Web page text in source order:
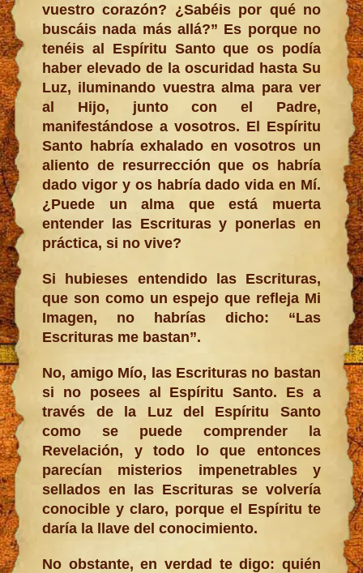
vuestro corazón? ¿Sabéis por qué no
buscáis nada más allá?” Es porque no
tenéis al Espíritu Santo que os podía
haber elevado de la oscuridad hasta Su
Luz, iluminando vuestra alma para ver
al Hijo, junto con el Padre,
manifestándose a vosotros. El Espíritu
Santo habría exhalado en vosotros un
aliento de resurrección que os habría
dado vigor y os habría dado vida en Mí.
¿Puede un alma que está muerta
entender las Escrituras y ponerlas en
práctica, si no vive?
Si hubieses entendido las Escrituras,
que son como un espejo que refleja Mi
Imagen, no habrías dicho: “Las
Escrituras me bastan”.
No, amigo Mío, las Escrituras no bastan
si no posees al Espíritu Santo. Es a
través de la Luz del Espíritu Santo
como se puede comprender la
Revelación, y todo lo que entonces
parecían misterios impenetrables y
sellados en las Escrituras se volvería
conocible y claro, porque el Espíritu te
daría la llave del conocimiento.
No obstante, en verdad te digo: quién